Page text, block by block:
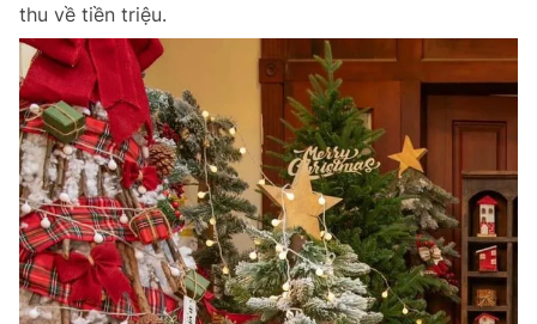
thu về tiền triệu.